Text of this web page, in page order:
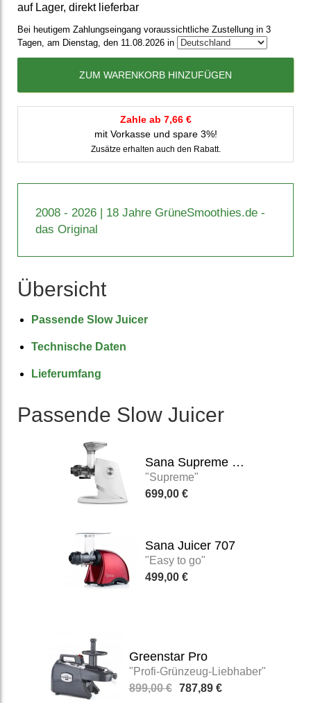
auf Lager, direkt lieferbar
Bei heutigem Zahlungseingang voraussichtliche Zustellung in 3
Tagen, am Dienstag, den 11.08.2026 in
ZUM WARENKORB HINZUFÜGEN
Zahle ab 7,66 €
mit Vorkasse und spare 3%!
Zusätze erhalten auch den Rabatt.
2008 - 2026 | 18 Jahre GrüneSmoothies.de -
das Original
Übersicht
Passende Slow Juicer
Technische Daten
Lieferumfang
Passende Slow Juicer
Sana Supreme 727
"Supreme"
699,00 €
Sana Juicer 707
"Easy to go"
499,00 €
Greenstar Pro
"Profi-Grünzeug-Liebhaber"
899,00 €
787,89 €